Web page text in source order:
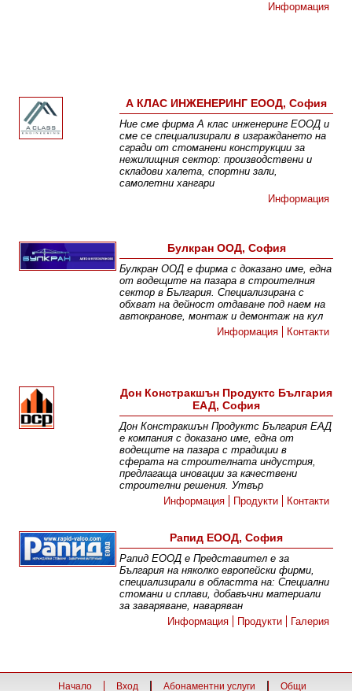
Информация
А КЛАС ИНЖЕНЕРИНГ ЕООД, София
Ние сме фирма А клас инженеринг ЕООД и
сме се специализирали в изграждането на
сгради от стоманени конструкции за
нежилищния сектор: производствени и
складови халета, спортни зали,
самолетни хангари
Информация
Булкран ООД, София
Булкран ООД е фирма с доказано име, една
от водещите на пазара в строителния
сектор в България. Специализирана с
обхват на дейност отдаване под наем на
автокранове, монтаж и демонтаж на кул
Информация
Контакти
Дон Констракшън Продуктс България
ЕАД, София
Дон Констракшън Продуктс България ЕАД
е компания с доказано име, една от
водещите на пазара с традиции в
сферата на строителната индустрия,
предлагаща иновации за качествени
строителни решения. Утвър
Информация
Продукти Контакти
Рапид ЕООД, София
Рапид ЕООД е Представител е за
България на няколко европейски фирми,
специализирали в областта на: Специални
стомани и сплави, добавъчни материали
за заваряване, наваряван
Информация
Продукти Галерия
Начало Вход Абонаментни услуги Общи